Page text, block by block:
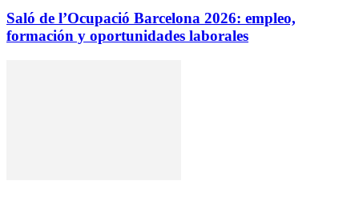
Saló de l’Ocupació Barcelona 2026: empleo,
formación y oportunidades laborales